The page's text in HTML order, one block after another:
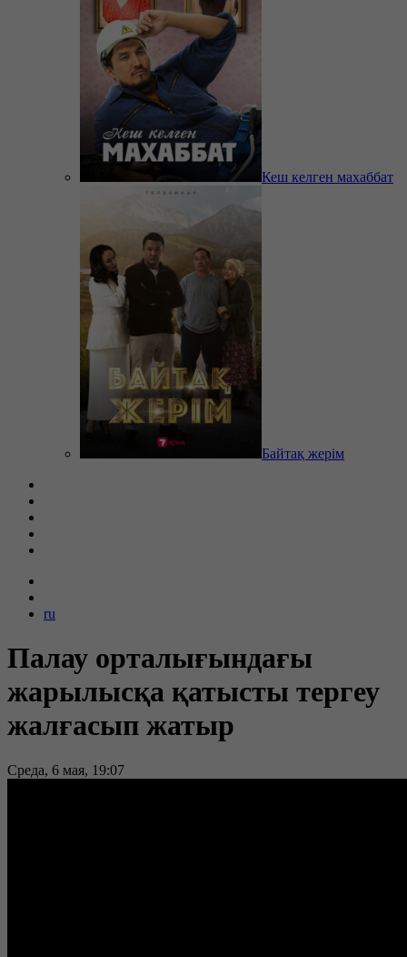
Кеш келген махаббат
Байтақ жерім
ru
Палау орталығындағы
жарылысқа қатысты тергеу
жалғасып жатыр
Среда, 6 мая, 19:07